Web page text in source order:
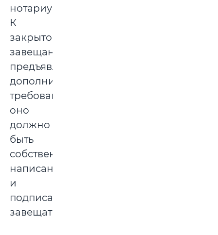
нотариусу.
К
закрытому
завещанию
предъявляются
дополнительные
требования:
оно
должно
быть
собственноручно
написано
и
подписано
завещателем.